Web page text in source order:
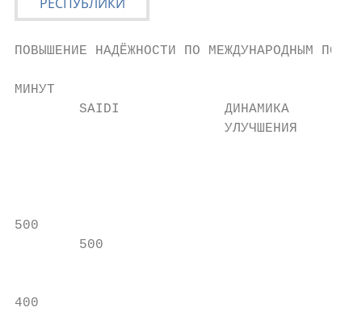
ПОВЫШЕНИЕ НАДЁЖНОСТИ ПО МЕЖДУНАРОДНЫМ
МИНУТ
        SAIDI             ДИНАМИКА
УЛУЧШЕНИЯ
500
500
400